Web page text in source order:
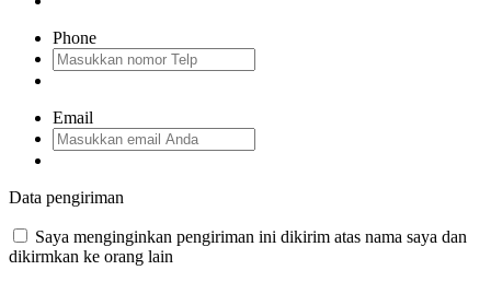
Phone
Email
Data pengiriman
Saya menginginkan pengiriman ini dikirim atas nama saya dan
dikirmkan ke orang lain